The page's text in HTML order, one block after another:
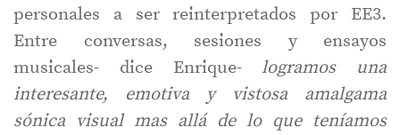
personales a ser reinterpretados por EE3.
Entre conversas, sesiones y ensayos
musicales- dice Enrique-logramos una
interesante, emotiva y vistosa amalgama
sónica visual mas allá de lo que teníamos